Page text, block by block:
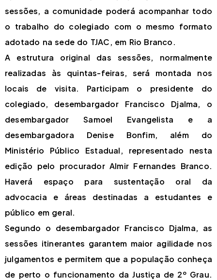
sessões, a comunidade poderá acompanhar todo
o trabalho do colegiado com o mesmo formato
adotado na sede do TJAC, em Rio Branco.
A estrutura original das sessões, normalmente
realizadas às quintas-feiras, será montada nos
locais de visita. Participam o presidente do
colegiado, desembargador Francisco Djalma, o
desembargador Samoel Evangelista e a
desembargadora Denise Bonfim, além do
Ministério Público Estadual, representado nesta
edição pelo procurador Almir Fernandes Branco.
Haverá espaço para sustentação oral da
advocacia e áreas destinadas a estudantes e
público em geral.
Segundo o desembargador Francisco Djalma, as
sessões itinerantes garantem maior agilidade nos
julgamentos e permitem que a população conheça
de perto o funcionamento da Justiça de 2º Grau.